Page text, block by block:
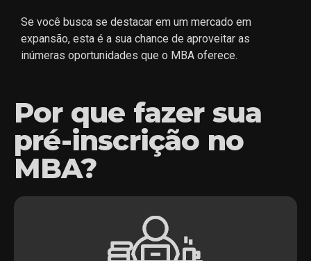
Se você busca se destacar em um mercado em
expansão, esta é a sua chance de aproveitar as
inúmeras oportunidades que o MBA oferece.
Por que fazer sua
pré-inscrição no
MBA?